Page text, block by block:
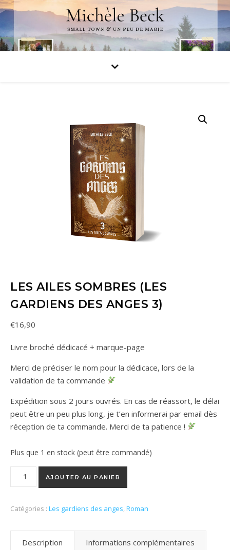
LES AILES SOMBRES (LES
GARDIENS DES ANGES 3)
€16,90
Livre broché dédicacé + marque-page
Merci de préciser le nom pour la dédicace, lors de la
validation de ta commande
Expédition sous 2 jours ouvrés. En cas de réassort, le délai
peut être un peu plus long, je t’en informerai par email dès
réception de ta commande. Merci de ta patience !
Plus que 1 en stock (peut être commandé)
quantité de Les ailes sombres (Les gardiens des anges 3)
AJOUTER AU PANIER
Catégories : Les gardiens des anges,Roman
Description Informations complémentaires